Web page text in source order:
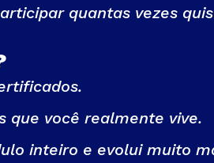
quantas vezes
que você realmente vive.
inteiro e evolui muito